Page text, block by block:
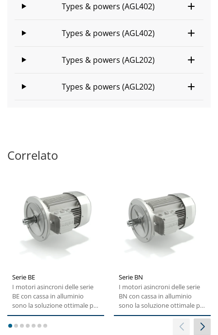
Types & powers (AGL402)
Types & powers (AGL402)
Types & powers (AGL202)
Types & powers (AGL202)
Correlato
Serie BE
I motori asincroni delle serie
BE con cassa in alluminio
sono la soluzione ottimale per
una vasta gamma...
Serie BN
I motori asincroni delle serie
BN con cassa in alluminio
sono la soluzione ottimale per
una vasta gamma...
1234567